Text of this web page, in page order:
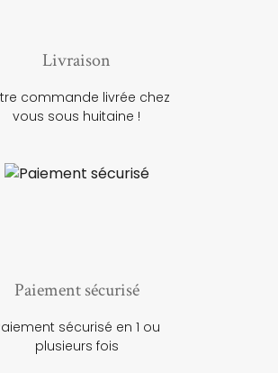
Livraison
commande livrée chez
vous sous huitaine !
Paiement sécurisé
sécurisé en 1 ou
plusieurs fois